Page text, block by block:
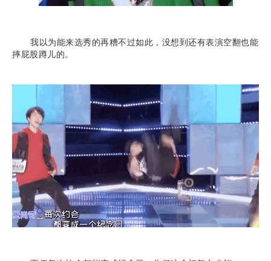
我以为能来选秀的再糟不过如此，没想到还有表演空翻也能
摔屁股蹲儿的。